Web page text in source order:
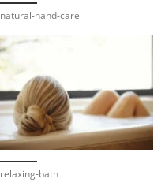
natural-hand-care
relaxing-bath